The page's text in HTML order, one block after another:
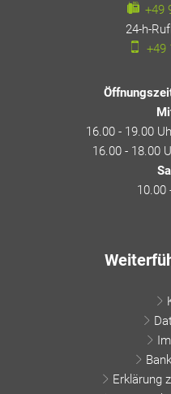
+49
24-h-
+49
16.00 - 19.00
16.00 - 18.00
10.00
Erklärung